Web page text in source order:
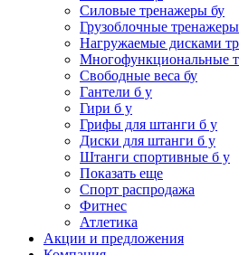
Силовые тренажеры бу
Грузоблочные
Нагружаемые дисками
Многофункциональные
Свободные веса бу
Гантели б у
Гири б у
Грифы для штанги б у
Диски для штанги б у
Штанги спортивные б у
Показать еще
Спорт распродажа
Фитнес
Атлетика
Акции и предложения